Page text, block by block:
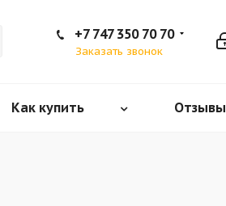
+7 747 350 70 70
Заказать звонок
Как купить Отзывы